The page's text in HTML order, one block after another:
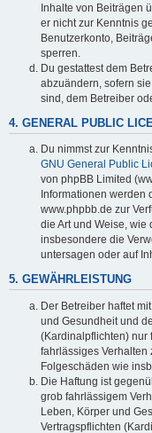
Inhalte von Beiträgen
er nicht zur Kenntnis
Benutzerkonto,
sperren.
Du gestattest dem
abzuändern, sofern
sind, dem Betreiber
4. GENERAL PUBLIC
Du nimmst zur
GNU General Public
von phpBB Limited
Informationen werden
www.phpbb.de zur
die Art und Weise, wie
insbesondere die
untersagen oder auf
5. GEWÄHRLEISTUNG
Der Betreiber haftet
und Gesundheit und
(Kardinalpflichten) nur
fahrlässiges Verhalten
Folgeschäden wie
Die Haftung ist
grob fahrlässigem
Leben, Körper und
Vertragspflichten